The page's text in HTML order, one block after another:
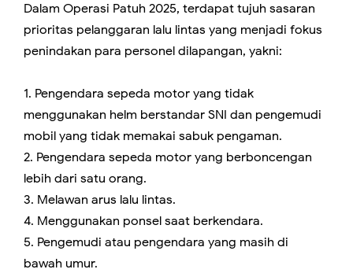
Dalam Operasi Patuh 2025, terdapat tujuh sasaran
prioritas pelanggaran lalu lintas yang menjadi fokus
penindakan para personel dilapangan, yakni:
1. Pengendara sepeda motor yang tidak
menggunakan helm berstandar SNI dan pengemudi
mobil yang tidak memakai sabuk pengaman.
2. Pengendara sepeda motor yang berboncengan
lebih dari satu orang.
3. Melawan arus lalu lintas.
4. Menggunakan ponsel saat berkendara.
5. Pengemudi atau pengendara yang masih di
bawah umur.